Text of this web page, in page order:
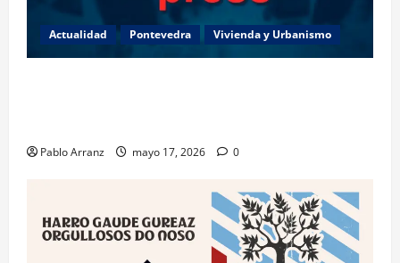
Actualidad Pontevedra Vivienda y Urbanismo
Pablo Arranz mayo 17, 2026 0